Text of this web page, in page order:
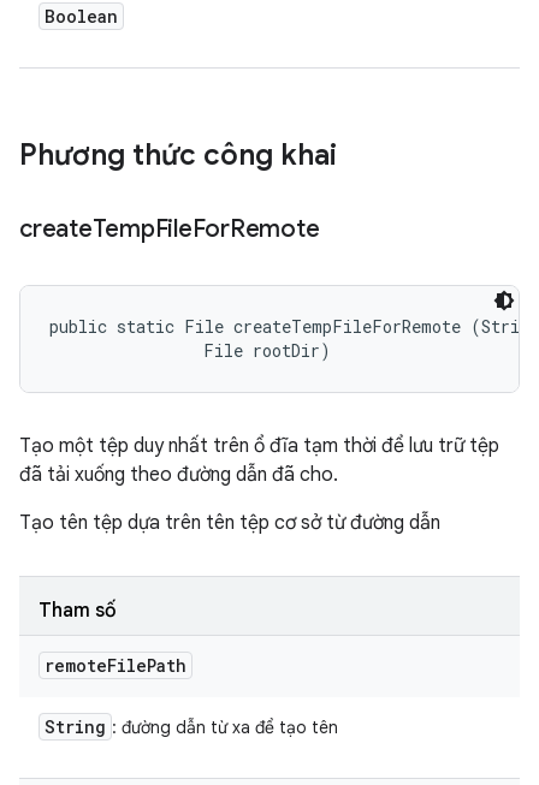
Boolean
Phương thức công khai
createTempFileForRemote
public static File createTempFileForRemote
                File rootDir)
Tạo một tệp duy nhất trên ổ đĩa tạm thời để lưu trữ tệp
đã tải xuống theo đường dẫn đã cho.
Tạo tên tệp dựa trên tên tệp cơ sở từ đường dẫn
Tham số
remoteFilePath
String : đường dẫn từ xa để tạo tên